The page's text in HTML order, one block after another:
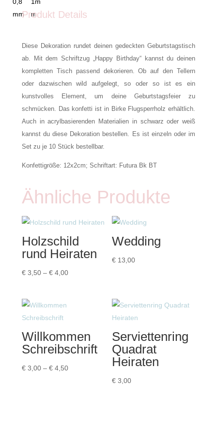
Produkt Details
Diese Dekoration rundet deinen gedeckten Geburtstagstisch
ab. Mit dem Schriftzug „Happy Birthday“ kannst du deinen
kompletten Tisch passend dekorieren. Ob auf den Tellern
oder dazwischen wild aufgelegt, so oder so ist es ein
kunstvolles Element, um deine Geburtstagsfeier zu
schmücken. Das konfetti ist in Birke Flugsperrholz erhältlich.
Auch in acrylbasierenden Materialien in schwarz oder weiß
kannst du diese Dekoration bestellen. Es ist einzeln oder im
Set zu je 10 Stück bestellbar.
Konfettigröße: 12x2cm; Schriftart: Futura Bk BT
Ähnliche Produkte
Holzschild
rund Heiraten
€3,50 – €4,00Preisspanne:
Wedding
€ 13,00
Willkommen
Schreibschrift
€3,00 – €4,50Preisspanne:
Serviettenring
Quadrat
Heiraten
€ 3,00